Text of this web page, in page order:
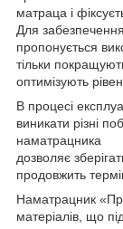
матраца і
Для
пропонується
тільки
оптимізують
В процесі
виникати різні
наматрацника
дозволяє
продовжить
Наматрацник
матеріалів, що